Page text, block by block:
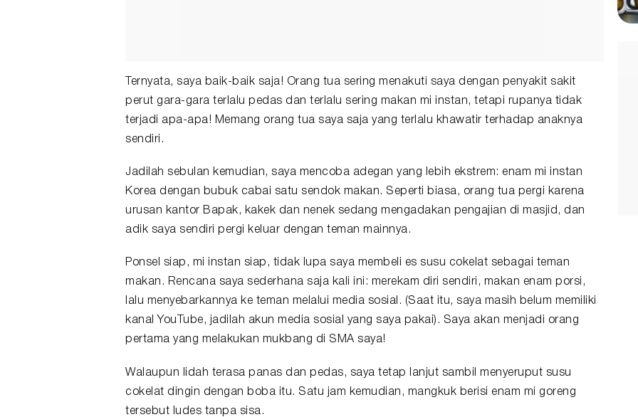
Ternyata, saya baik-baik saja! Orang tua sering menakuti saya dengan penyakit sakit
perut gara-gara terlalu pedas dan terlalu sering makan mi instan, tetapi rupanya tidak
terjadi apa-apa! Memang orang tua saya saja yang terlalu khawatir terhadap anaknya
sendiri.
Jadilah sebulan kemudian, saya mencoba adegan yang lebih ekstrem: enam mi instan
Korea dengan bubuk cabai satu sendok makan. Seperti biasa, orang tua pergi karena
urusan kantor Bapak, kakek dan nenek sedang mengadakan pengajian di masjid, dan
adik saya sendiri pergi keluar dengan teman mainnya.
Ponsel siap, mi instan siap, tidak lupa saya membeli es susu cokelat sebagai teman
makan. Rencana saya sederhana saja kali ini: merekam diri sendiri, makan enam porsi,
lalu menyebarkannya ke teman melalui media sosial. (Saat itu, saya masih belum memiliki
kanal YouTube, jadilah akun media sosial yang saya pakai). Saya akan menjadi orang
pertama yang melakukan mukbang di SMA saya!
Walaupun lidah terasa panas dan pedas, saya tetap lanjut sambil menyeruput susu
cokelat dingin dengan boba itu. Satu jam kemudian, mangkuk berisi enam mi goreng
tersebut ludes tanpa sisa.